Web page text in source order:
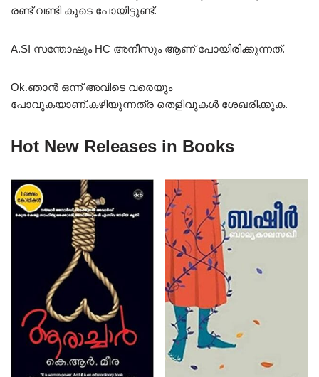
രണ്ട് വണ്ടി കൂടെ പോയിട്ടുണ്ട്.
A.SI സന്തോഷും HC അനീസും ആണ് പോയിരിക്കുന്നത്.
Ok.ഞാൻ ഒന്ന് അവിടെ വരെയും
പോവുകയാണ്.കഴിയുന്നത്ര തെളിവുകൾ ശേഖരിക്കുക.
Hot New Releases in Books